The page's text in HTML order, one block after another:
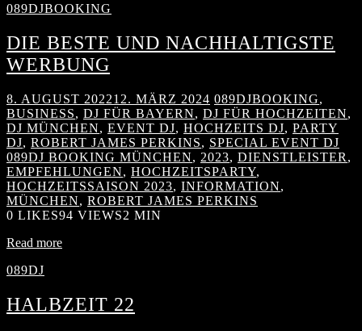
089DJBOOKING
DIE BESTE UND NACHHALTIGSTE
WERBUNG
8. AUGUST 202212. MÄRZ 2024 089DJBOOKING,
BUSINESS, DJ FÜR BAYERN, DJ FÜR HOCHZEITEN,
DJ MÜNCHEN, EVENT DJ, HOCHZEITS DJ, PARTY
DJ, ROBERT JAMES PERKINS, SPECIAL EVENT DJ
089DJ BOOKING MÜNCHEN, 2023, DIENSTLEISTER ,
EMPFEHLUNGEN, HOCHZEITSPARTY,
HOCHZEITSSAISON 2023, INFORMATION,
MÜNCHEN, ROBERT JAMES PERKINS
0 LIKES94 VIEWS2 MIN
Read more
089DJ
HALBZEIT 22